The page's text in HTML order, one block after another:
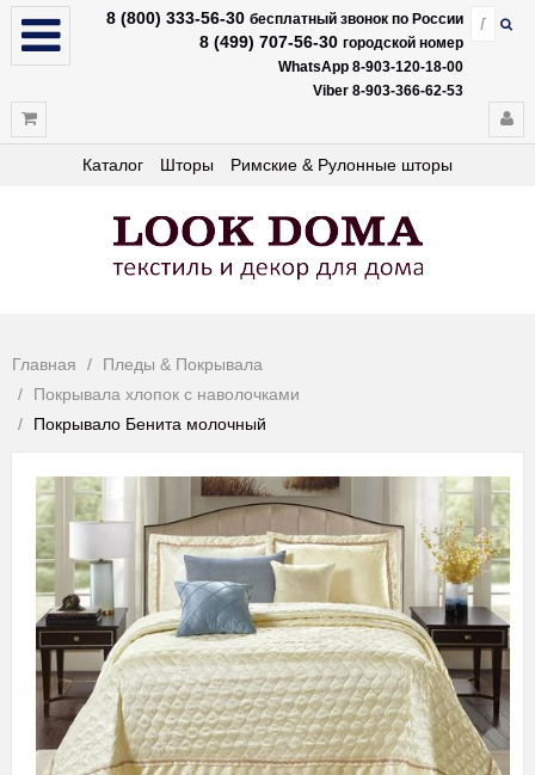
8 (800) 333-56-30 бесплатный звонок по России
8 (499) 707-56-30 городской номер
WhatsApp 8-903-120-18-00
Viber 8-903-366-62-53
Каталог Шторы Римские & Рулонные шторы
Главная
Пледы & Покрывала
Покрывала хлопок с наволочками
Покрывало Бенита молочный